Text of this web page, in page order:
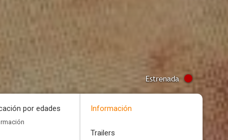
Estrenada
por edades Información
Trailers